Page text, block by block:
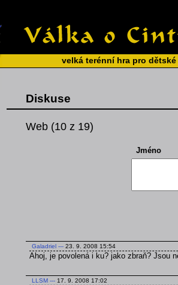
velká terénní hra pro
Diskuse
Web (10 z 19)
Jméno
Galadriel --- 23. 9. 2008 15:54
Ahoj, je povolená i ku? jako zbraň? Jsou
LLSM --- 17. 9. 2008 17:02